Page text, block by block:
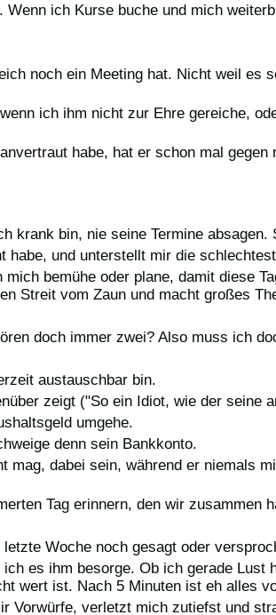
ich Kurse buche und mich
noch ein Meeting hat. Nicht weil es
ich ihm nicht zur Ehre gereiche,
habe, hat er schon mal
krank bin, nie seine Termine absagen.
und unterstellt mir die
bemühe oder plane, damit diese
Streit vom Zaun und macht großes
doch immer zwei? Also muss ich
austauschbar bin.
zeigt ("So ein Idiot, wie der seine
umgehe.
denn sein Bankkonto.
mag, dabei sein, während er niemals
Tag erinnern, den wir zusammen
Woche noch gesagt oder
es ihm besorge. Ob ich gerade Lust
wert ist. Nach 5 Minuten ist eh alles
Vorwürfe, verletzt mich zutiefst und